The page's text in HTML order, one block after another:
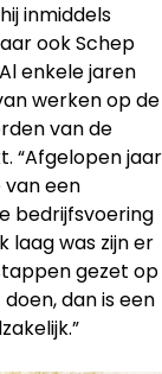
inmiddels
ook Schep
enkele jaren
werken op de
van de
“Afgelopen jaar
van een
bedrijfsvoering
laag was zijn er
gezet op
dan is een